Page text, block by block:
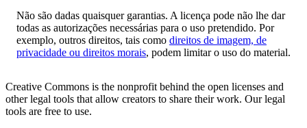
Não são dadas quaisquer garantias. A licença pode não lhe dar
todas as autorizações necessárias para o uso pretendido. Por
exemplo, outros direitos, tais como direitos de imagem, de
privacidade ou direitos morais, podem limitar o uso do material.
Creative Commons is the nonprofit behind the open licenses and
other legal tools that allow creators to share their work. Our legal
tools are free to use.